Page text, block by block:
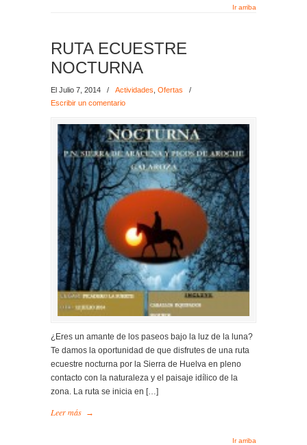
Ir arriba
RUTA ECUESTRE
NOCTURNA
El Julio 7, 2014 / Actividades Ofertas
/
Escribir un comentario
¿Eres un amante de los paseos bajo la luz de la luna?
Te damos la oportunidad de que disfrutes de una ruta
ecuestre nocturna por la Sierra de Huelva en pleno
contacto con la naturaleza y el paisaje idílico de la
zona. La ruta se inicia en […]
Leer más →
Ir arriba